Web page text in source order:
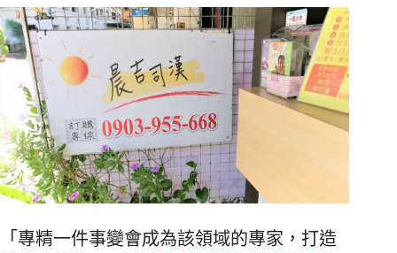
「專精一件事變會成為該領域的專家，打造